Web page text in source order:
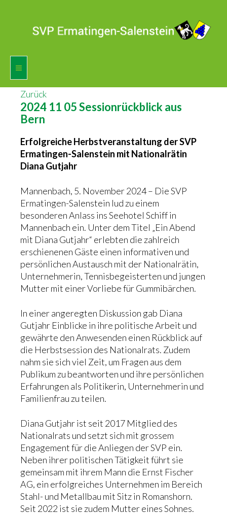
Home
Vorstand
Agenda
Mitglied werden
Fotogalerie
Presse
Links
Zurück
2024 11 05 Sessionrückblick aus
Bern
Erfolgreiche Herbstveranstaltung der SVP
Ermatingen-Salenstein mit Nationalrätin
Diana Gutjahr
Mannenbach, 5. November 2024 – Die SVP
Ermatingen-Salenstein lud zu einem
besonderen Anlass ins Seehotel Schiff in
Mannenbach ein. Unter dem Titel „Ein Abend
mit Diana Gutjahr“ erlebten die zahlreich
erschienenen Gäste einen informativen und
persönlichen Austausch mit der Nationalrätin,
Unternehmerin, Tennisbegeisterten und jungen
Mutter mit einer Vorliebe für Gummibärchen.
In einer angeregten Diskussion gab Diana
Gutjahr Einblicke in ihre politische Arbeit und
gewährte den Anwesenden einen Rückblick auf
die Herbstsession des Nationalrats. Zudem
nahm sie sich viel Zeit, um Fragen aus dem
Publikum zu beantworten und ihre persönlichen
Erfahrungen als Politikerin, Unternehmerin und
Familienfrau zu teilen.
Diana Gutjahr ist seit 2017 Mitglied des
Nationalrats und setzt sich mit grossem
Engagement für die Anliegen der SVP ein.
Neben ihrer politischen Tätigkeit führt sie
gemeinsam mit ihrem Mann die Ernst Fischer
AG, ein erfolgreiches Unternehmen im Bereich
Stahl- und Metallbau mit Sitz in Romanshorn.
Seit 2022 ist sie zudem Mutter eines Sohnes.